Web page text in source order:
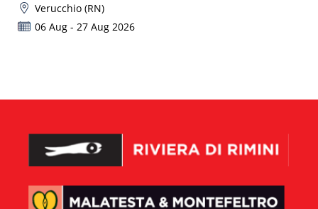
Verucchio (RN)
06 Aug - 27 Aug 2026